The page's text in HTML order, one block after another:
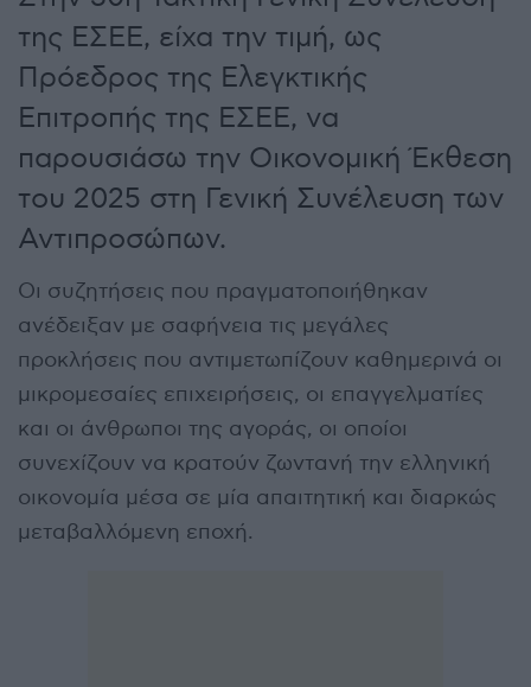
της ΕΣΕΕ, είχα την τιμή, ως
Πρόεδρος της Ελεγκτικής
Επιτροπής της ΕΣΕΕ, να
παρουσιάσω την Οικονομική Έκθεση
του 2025 στη Γενική Συνέλευση των
Αντιπροσώπων.
Οι συζητήσεις που πραγματοποιήθηκαν
ανέδειξαν με σαφήνεια τις μεγάλες
προκλήσεις που αντιμετωπίζουν καθημερινά οι
μικρομεσαίες επιχειρήσεις, οι επαγγελματίες
και οι άνθρωποι της αγοράς, οι οποίοι
συνεχίζουν να κρατούν ζωντανή την ελληνική
οικονομία μέσα σε μία απαιτητική και διαρκώς
μεταβαλλόμενη εποχή.